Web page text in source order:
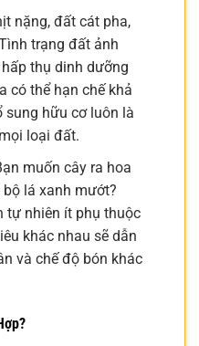
nặng, đất cát pha,
trạng đất ảnh
thụ dinh dưỡng
có thể hạn chế khả
sung hữu cơ luôn là
loại đất.
muốn cây ra hoa
lá xanh mướt?
tự nhiên ít phụ thuộc
khác nhau sẽ dẫn
và chế độ bón khác